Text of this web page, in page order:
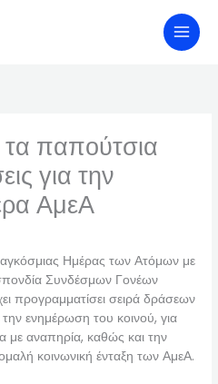
παπούτσια
για την
ΑμεΑ
Ημέρας των Ατόμων με
Συνδέσμων Γονέων
προγραμματίσει σειρά δράσεων
ενημέρωση του κοινού, για
αναπηρία, καθώς και την
κοινωνική ένταξη των ΑμεΑ.